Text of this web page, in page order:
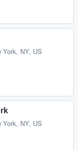
York, NY, US
York, NY, US